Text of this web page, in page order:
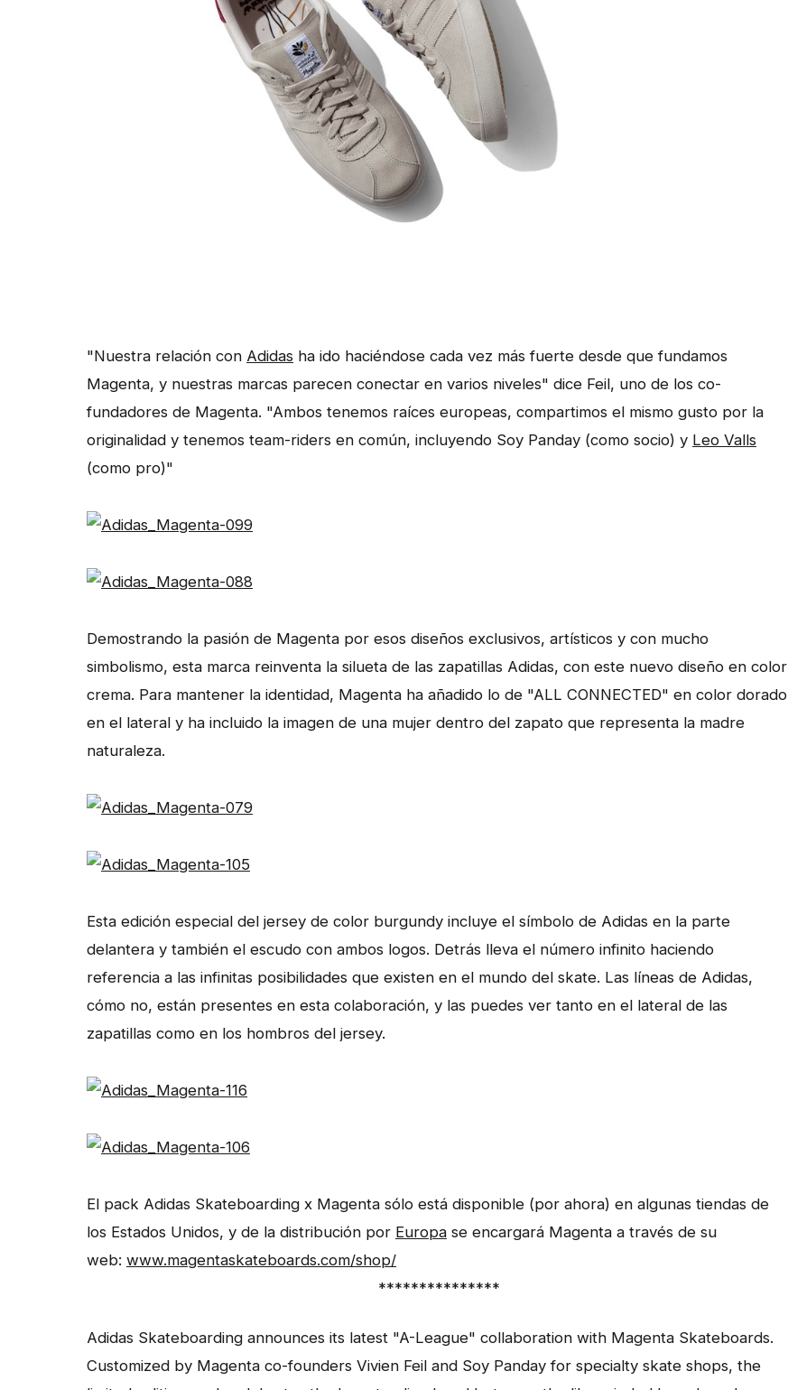
"Nuestra relación con Adidas ha ido haciéndose cada vez más fuerte desde que fundamos
Magenta, y nuestras marcas parecen conectar en varios niveles" dice Feil, uno de los co-
fundadores de Magenta. "Ambos tenemos raíces europeas, compartimos el mismo gusto por la
originalidad y tenemos team-riders en común, incluyendo Soy Panday (como socio) y Leo Valls
(como pro)"
Demostrando la pasión de Magenta por esos diseños exclusivos, artísticos y con mucho
simbolismo, esta marca reinventa la silueta de las zapatillas Adidas, con este nuevo diseño en color
crema. Para mantener la identidad, Magenta ha añadido lo de "ALL CONNECTED" en color dorado
en el lateral y ha incluido la imagen de una mujer dentro del zapato que representa la madre
naturaleza.
Esta edición especial del jersey de color burgundy incluye el símbolo de Adidas en la parte
delantera y también el escudo con ambos logos. Detrás lleva el número infinito haciendo
referencia a las infinitas posibilidades que existen en el mundo del skate. Las líneas de Adidas,
cómo no, están presentes en esta colaboración, y las puedes ver tanto en el lateral de las
zapatillas como en los hombros del jersey.
El pack Adidas Skateboarding x Magenta sólo está disponible (por ahora) en algunas tiendas de
los Estados Unidos, y de la distribución por Europa se encargará Magenta a través de su
web: www.magentaskateboards.com/shop/
***************
Adidas Skateboarding announces its latest "A-League" collaboration with Magenta Skateboards.
Customized by Magenta co-founders Vivien Feil and Soy Panday for specialty skate shops, the